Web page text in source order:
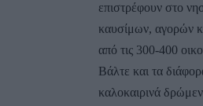
επιστρέφουν στο
καυσίμων, αγορών
από τις 300-400
Βάλτε και τα
καλοκαιρινά